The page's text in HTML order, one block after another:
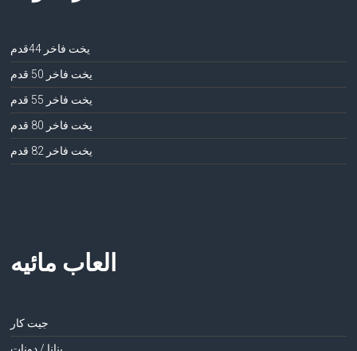
يخت فاخر 44قدم
يخت فاخر 50 قدم
يخت فاخر 55 قدم
يخت فاخر 80 قدم
يخت فاخر 82 قدم
العاب مائيه
جيت كار